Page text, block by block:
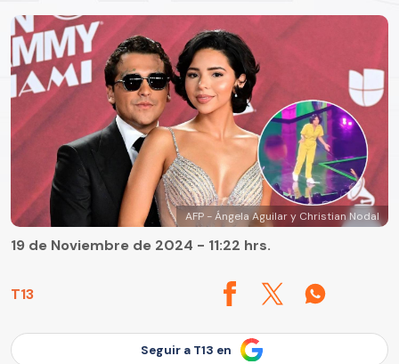
AFP - Ángela Aguilar y Christian Nodal
T13
19 de Noviembre de 2024 - 11:22 hrs.
Seguir a T13 en